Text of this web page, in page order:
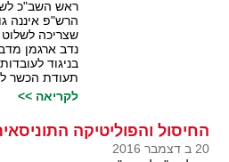
ראש השב"כ
הרש"פ איננה
שצריכה
נדב ארגמן
בניגוד
תעודת הכשר
לקריאה >>
החיסול והפוליטיקה
20 ב דצמבר 2016